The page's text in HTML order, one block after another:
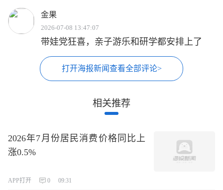
金果
2026-07-08 13:47:07
带娃党狂喜，亲子游乐和研学都安排上了
打开海报新闻查看全部评论>
相关推荐
2026年7月份居民消费价格同比上
涨0.5%
APP打开 0 09:31